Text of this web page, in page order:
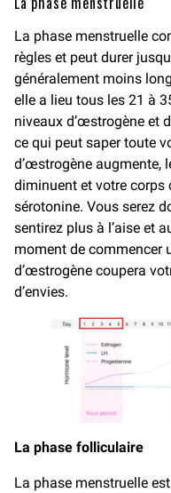
La phase menstruelle
règles et peut durer
généralement moins
elle a lieu tous les 21 à
niveaux d’œstrogène et
ce qui peut saper toute
d’œstrogène augmente,
diminuent et votre corps
sérotonine. Vous serez
sentirez plus à l’aise et
moment de commencer
d’œstrogène coupera
d’envies.
La phase folliculaire
La phase menstruelle